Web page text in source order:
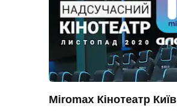
Miromax Кінотеатр Київ